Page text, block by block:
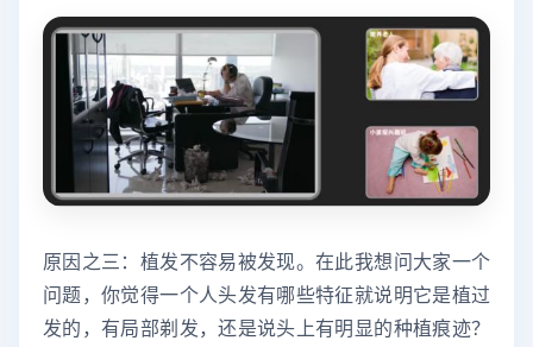
原因之三：植发不容易被发现。在此我想问大家一个
问题，你觉得一个人头发有哪些特征就说明它是植过
发的，有局部剃发，还是说头上有明显的种植痕迹？